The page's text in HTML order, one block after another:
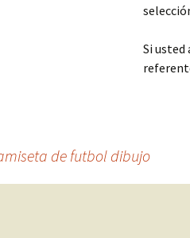
Si
de futbol dibujo